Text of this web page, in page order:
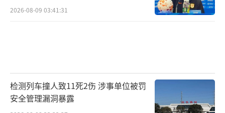
2026-08-09 03:41:31
检测列车撞人致11死2伤 涉事单位被罚
安全管理漏洞暴露